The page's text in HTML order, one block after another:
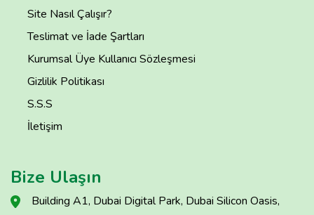
Site Nasıl Çalışır?
Teslimat ve İade Şartları
Kurumsal Üye Kullanıcı Sözleşmesi
Gizlilik Politikası
S.S.S
İletişim
Bize Ulaşın
Building A1, Dubai Digital Park, Dubai Silicon Oasis,